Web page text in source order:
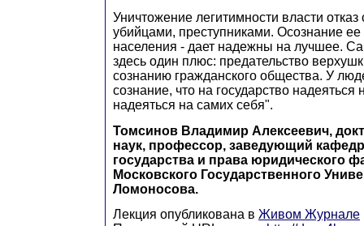
Уничтожение легитимности власти
убийцами, преступниками. Осознание
населения - дает надежны на лучшее.
здесь один плюс: предательство
сознанию гражданского общества. У
сознание, что на государство надеяться
надеяться на самих себя".
Томсинов Владимир Алексеевич,
наук, профессор, заведующий
государства и права юридического
Московского Государственного
Ломоносова.
Лекция опубликована в Живом Журнале